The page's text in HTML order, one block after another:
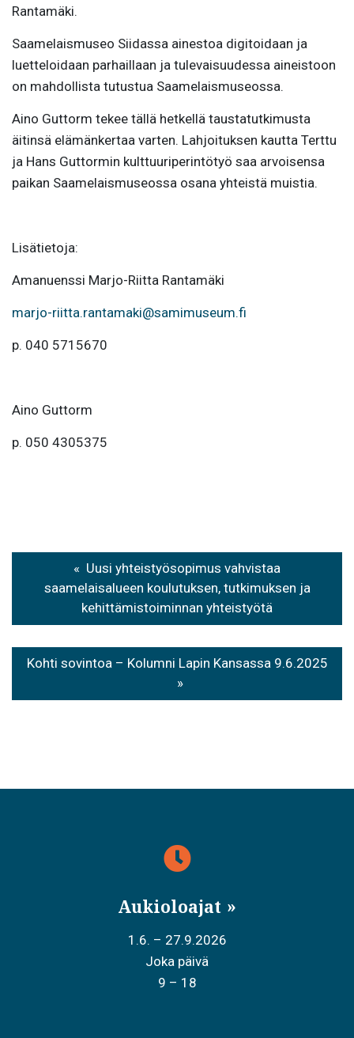
Rantamäki.
Saamelaismuseo Siidassa ainestoa digitoidaan ja
luetteloidaan parhaillaan ja tulevaisuudessa aineistoon
on mahdollista tutustua Saamelaismuseossa.
Aino Guttorm tekee tällä hetkellä taustatutkimusta
äitinsä elämänkertaa varten. Lahjoituksen kautta Terttu
ja Hans Guttormin kulttuuriperintötyö saa arvoisensa
paikan Saamelaismuseossa osana yhteistä muistia.
Lisätietoja:
Amanuenssi Marjo-Riitta Rantamäki
marjo-riitta.rantamaki@samimuseum.fi
p. 040 5715670
Aino Guttorm
p. 050 4305375
Artikkelien
selaus
Uusi yhteistyösopimus vahvistaa
saamelaisalueen koulutuksen, tutkimuksen ja
kehittämistoiminnan yhteistyötä
Kohti sovintoa – Kolumni Lapin Kansassa 9.6.2025
Aukioloajat
1.6. – 27.9.2026
Joka päivä
9 – 18